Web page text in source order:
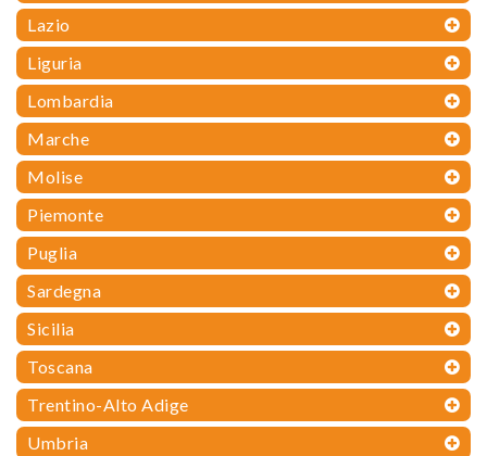
Lazio
Liguria
Lombardia
Marche
Molise
Piemonte
Puglia
Sardegna
Sicilia
Toscana
Trentino-Alto Adige
Umbria